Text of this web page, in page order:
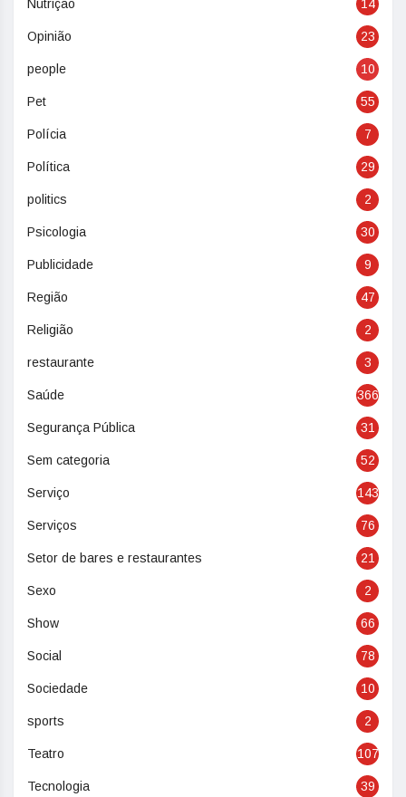
Nutriçao 14
Opinião 23
people 10
Pet 55
Polícia 7
Política 29
politics 2
Psicologia 30
Publicidade 9
Região 47
Religião 2
restaurante 3
Saúde 366
Segurança Pública 31
Sem categoria 52
Serviço 143
Serviços 76
Setor de bares e restaurantes 21
Sexo 2
Show 66
Social 78
Sociedade 10
sports 2
Teatro 107
Tecnologia 39